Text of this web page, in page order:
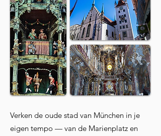
Verken de oude stad van München in je
eigen tempo — van de Marienplatz en